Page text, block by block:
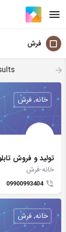
فرش
تولید و فروش
خانه-فرش
09900993404
خانه, فرش
خانه, فرش